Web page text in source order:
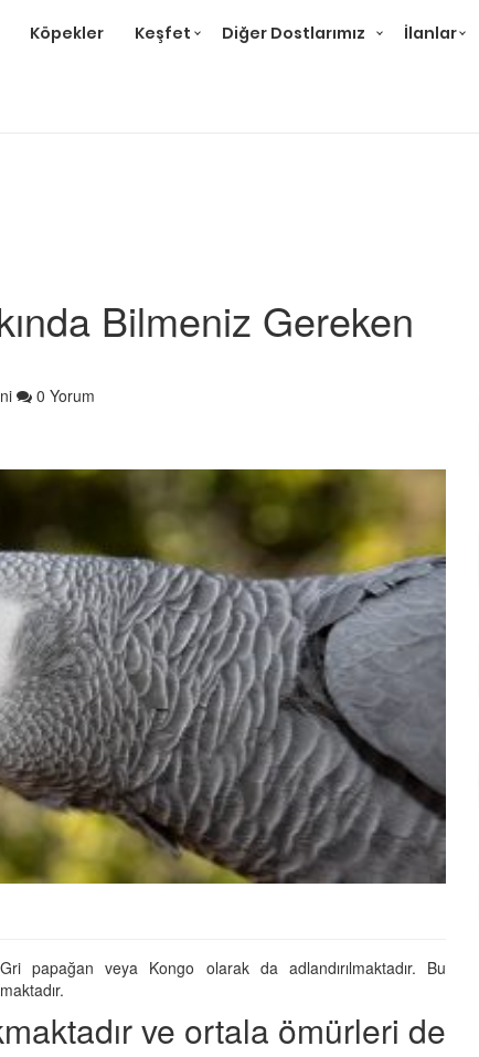
Köpekler Keşfet Diğer Dostlarımız İlanlar
Bilmeniz Gereken
0 Yorum
papağan veya Kongo olarak da adlandırılmaktadır. Bu
ve ortala ömürleri de
Türü
22.05.2020
En İyi Konuşan 10 Papağan Türü
ve Özellikleri
22.05.2020
Cevaplıyoruz: Muhabbet
Kuşunun Hapşırması
22.05.2020
Muhabbet Kuşlarının Çiftleşme
İsteği Nasıl Fark Edilir?
22.05.2020
Öğrenelim: Muhabbet